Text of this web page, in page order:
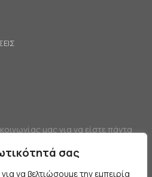
σας
να βελτιώσουμε την εμπειρία
μας για να είστε πάντα